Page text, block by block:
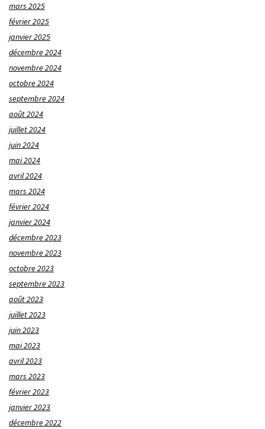
mars 2025
février 2025
janvier 2025
décembre 2024
novembre 2024
octobre 2024
septembre 2024
août 2024
juillet 2024
juin 2024
mai 2024
avril 2024
mars 2024
février 2024
janvier 2024
décembre 2023
novembre 2023
octobre 2023
septembre 2023
août 2023
juillet 2023
juin 2023
mai 2023
avril 2023
mars 2023
février 2023
janvier 2023
décembre 2022